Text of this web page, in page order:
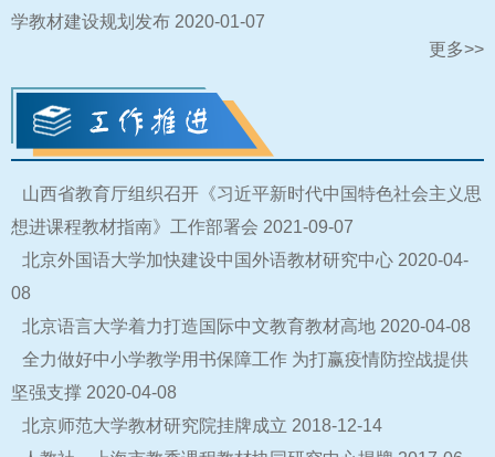
学教材建设规划发布 2020-01-07
更多>>
山西省教育厅组织召开《习近平新时代中国特色社会主义思
想进课程教材指南》工作部署会 2021-09-07
北京外国语大学加快建设中国外语教材研究中心 2020-04-
08
北京语言大学着力打造国际中文教育教材高地 2020-04-08
全力做好中小学教学用书保障工作 为打赢疫情防控战提供
坚强支撑 2020-04-08
北京师范大学教材研究院挂牌成立 2018-12-14